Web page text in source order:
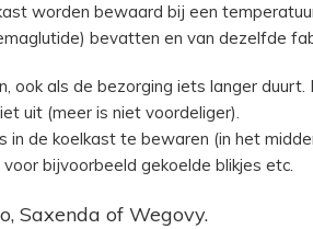
worden bewaard bij een
bevatten en van dezelfde
als de bezorging iets langer
uit (meer is niet voordeliger).
de koelkast te bewaren (in het
bijvoorbeeld gekoelde blikjes etc.
Saxenda of Wegovy.